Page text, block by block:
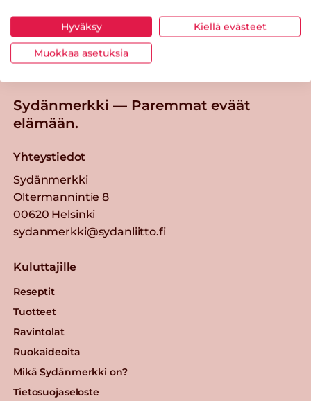
Tästä merkistä tunnistat
Sydänmerkki-tuotteen
Takaisin ylös
Sydänmerkki — Paremmat eväät
elämään.
Yhteystiedot
Sydänmerkki
Oltermannintie 8
00620 Helsinki
sydanmerkki@sydanliitto.fi
Kuluttajille
Reseptit
Tuotteet
Ravintolat
Ruokaideoita
Mikä Sydänmerkki on?
Tietosuojaseloste
Hyväksy Kiellä evästeet
Muokkaa asetuksia